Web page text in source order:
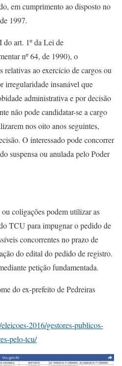
em cumprimento ao disposto no
1997.
do art. 1º da Lei de
nº 64, de 1990), o
relativas ao exercício de cargos ou
irregularidade insanável que
administrativa e por decisão
não pode candidatar-se a cargo
nos oito anos seguintes,
O interessado pode concorrer
suspensa ou anulada pelo Poder
coligações podem utilizar as
TCU para impugnar o pedido de
concorrentes no prazo de
do edital do pedido de registro.
petição fundamentada.
do ex-prefeito de Pedreiras
2016/gestores-publicos-
pelo-tcu/